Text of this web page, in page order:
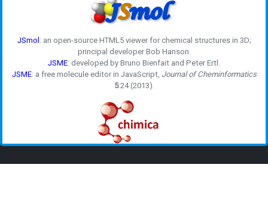
JSmol : an open-source HTML5 viewer for chemical structures in 3D;
principal developer Bob Hanson.
JSME: developed by Bruno Bienfait and Peter Ertl.
JSME: a free molecule editor in JavaScript, Journal of Cheminformatics
5:24 (2013).